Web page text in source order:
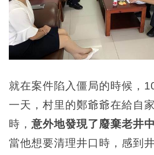
就在案件陷入僵局的時候，
一天，村里的鄭爺爺在給自
時， 意外地發現了廢棄老井中
當他想要清理井口時，感到